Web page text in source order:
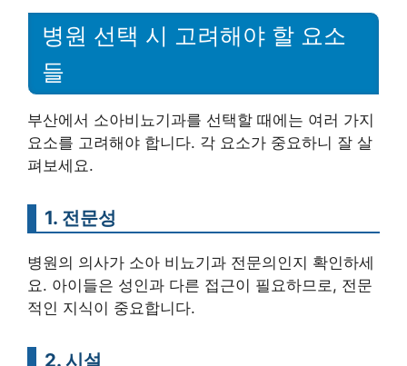
병원 선택 시 고려해야 할 요소
들
부산에서 소아비뇨기과를 선택할 때에는 여러 가지
요소를 고려해야 합니다. 각 요소가 중요하니 잘 살
펴보세요.
1. 전문성
병원의 의사가 소아 비뇨기과 전문의인지 확인하세
요. 아이들은 성인과 다른 접근이 필요하므로, 전문
적인 지식이 중요합니다.
2. 시설